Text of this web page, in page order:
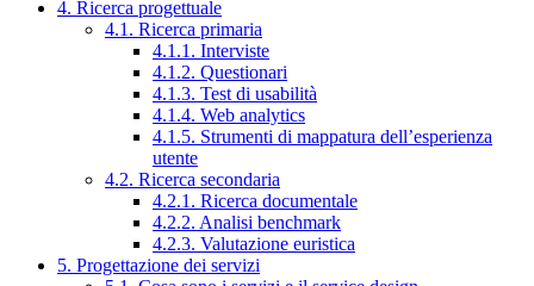
4. Ricerca progettuale
4.1. Ricerca primaria
4.1.1. Interviste
4.1.2. Questionari
4.1.3. Test di usabilità
4.1.4. Web analytics
4.1.5. Strumenti di mappatura dell’esperienza
utente
4.2. Ricerca secondaria
4.2.1. Ricerca documentale
4.2.2. Analisi benchmark
4.2.3. Valutazione euristica
5. Progettazione dei servizi